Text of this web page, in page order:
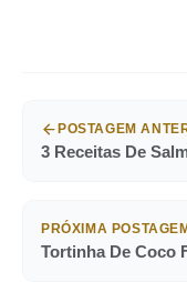
POSTAGEM
3 Receitas De
PRÓXIMA POSTAGEM
Tortinha De Coco